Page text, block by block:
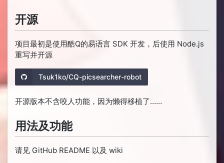
开源
项目最初是使用酷Q的易语言 SDK 开发，后使用 Node.js
重写并开源
Tsuk1ko/CQ-picsearcher-robot
开源版本不含咬人功能，因为懒得移植了……
用法及功能
请见 GitHub README 以及 wiki